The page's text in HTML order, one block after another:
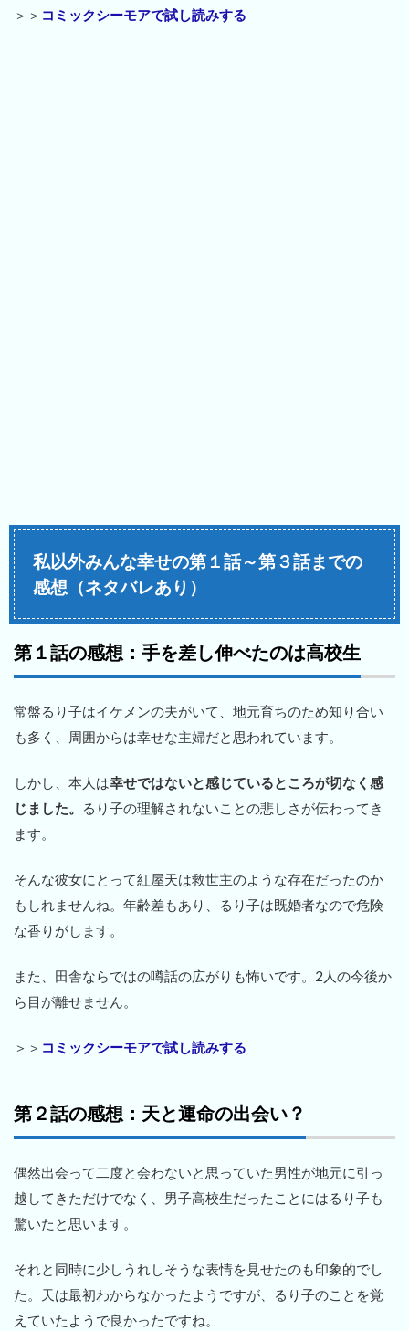
＞＞ コミックシーモアで試し読みする
私以外みんな幸せの第１話～第３話までの
感想（ネタバレあり）
第１話の感想：手を差し伸べたのは高校生
常盤るり子はイケメンの夫がいて、地元育ちのため知り合い
も多く、周囲からは幸せな主婦だと思われています。
しかし、本人は幸せではないと感じているところが切なく感
じました。
るり子の理解されないことの悲しさが伝わってき
ます。
そんな彼女にとって紅屋天は救世主のような存在だったのか
もしれませんね。年齢差もあり、るり子は既婚者なので危険
な香りがします。
また、田舎ならではの噂話の広がりも怖いです。2人の今後か
ら目が離せません。
＞＞ コミックシーモアで試し読みする
第２話の感想：天と運命の出会い？
偶然出会って二度と会わないと思っていた男性が地元に引っ
越してきただけでなく、男子高校生だったことにはるり子も
驚いたと思います。
それと同時に少しうれしそうな表情を見せたのも印象的でし
た。天は最初わからなかったようですが、るり子のことを覚
えていたようで良かったですね。